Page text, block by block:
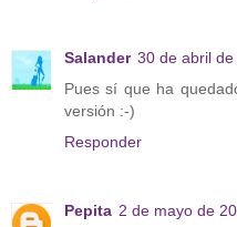
Salander 30 de abril
Pues sí que ha
versión :-)
Responder
Pepita 2 de mayo de